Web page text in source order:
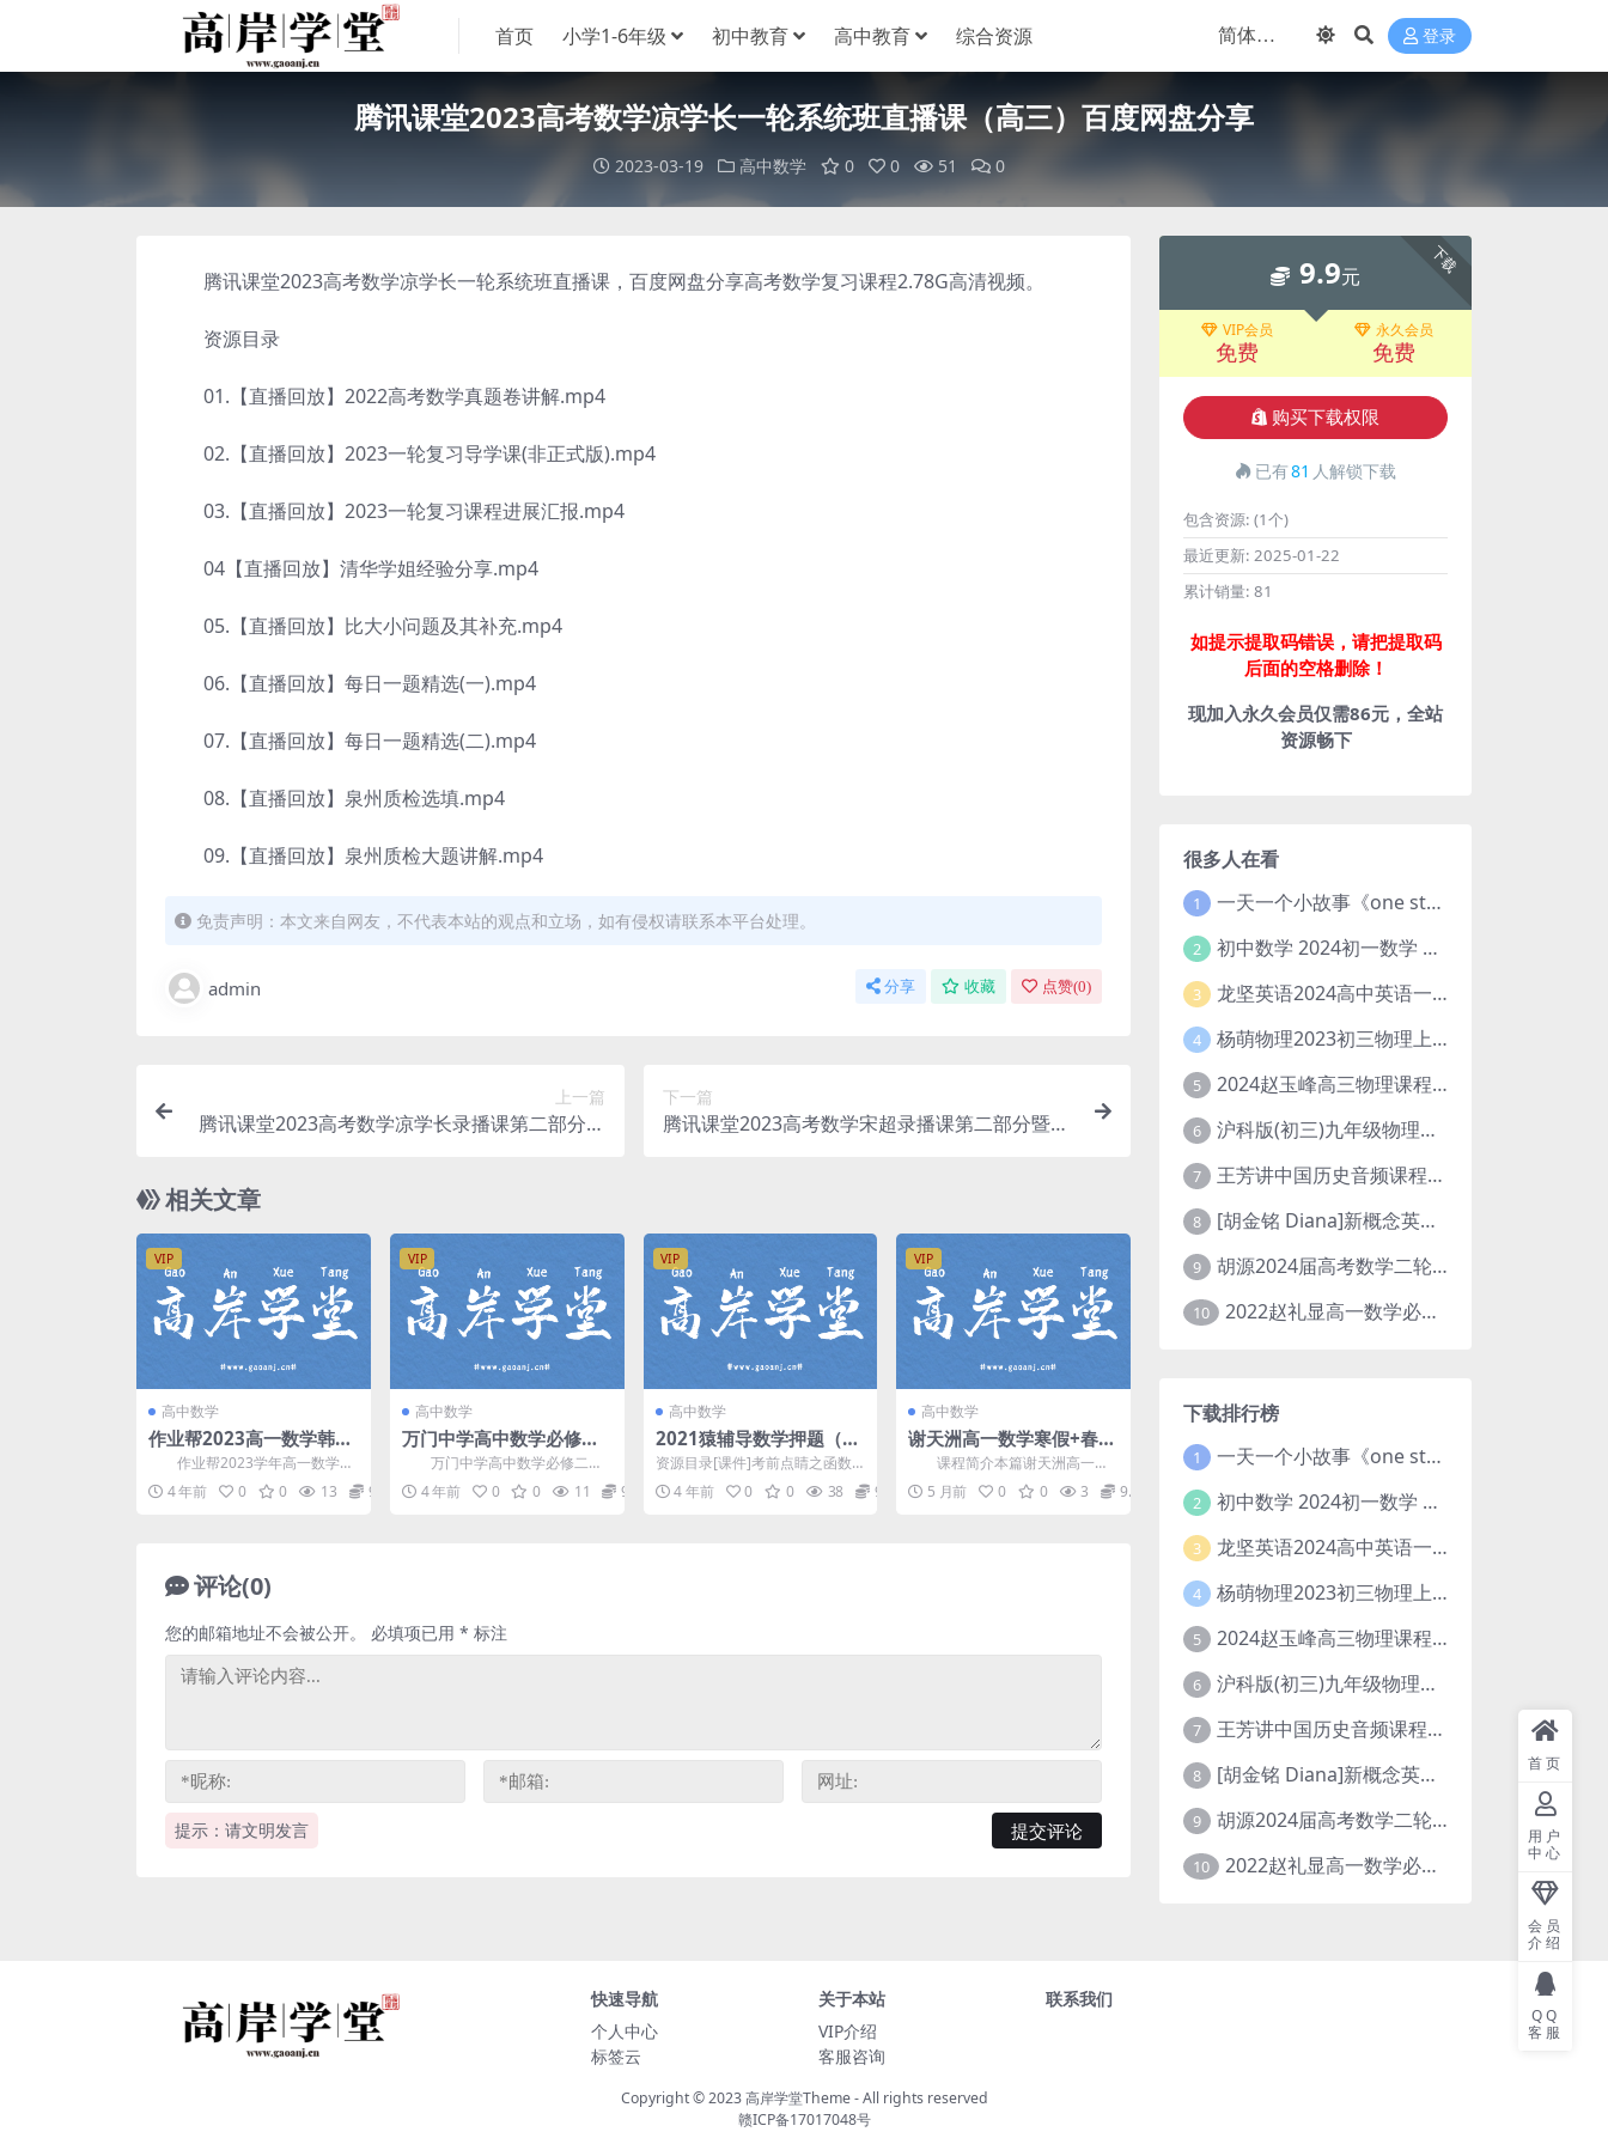
首页 小学1-6年级 初中教育 高中教育 综合资源 登录
腾讯课堂2023高考数学凉学长一轮系统班直播课（高三）百度网盘分享
2023-03-19 高中数学 0 0 51 0
腾讯课堂2023高考数学凉学长一轮系统班直播课，百度网盘分享高考数学复习课程2.78G高清视频。
资源目录
01.【直播回放】2022高考数学真题卷讲解.mp4
02.【直播回放】2023一轮复习导学课(非正式版).mp4
03.【直播回放】2023一轮复习课程进展汇报.mp4
04【直播回放】清华学姐经验分享.mp4
05.【直播回放】比大小问题及其补充.mp4
06.【直播回放】每日一题精选(一).mp4
07.【直播回放】每日一题精选(二).mp4
08.【直播回放】泉州质检选填.mp4
09.【直播回放】泉州质检大题讲解.mp4
免责声明：本文来自网友，不代表本站的观点和立场，如有侵权请联系本平台处理。
admin 分享 收藏 点赞(0)
上一篇
腾讯课堂2023高考数学凉学长录播课第二部分暨
下一篇
腾讯课堂2023高考数学宋超录播课第二部分暨补
相关文章
VIP
高中数学
作业帮2023高一数学韩佳
伟暑假A+班 网盘分享
作业帮2023学年高一数学韩
佳伟暑假A+班，网盘分享高中数
学课程2.09G高...
4 年前 0 0 13 9.9
VIP
高中数学
万门中学高中数学必修二
百度网盘分享
万门中学高中数学必修二，
百度网盘高中数学课程4.41G高
清视频。 资源目录...
4 年前 0 0 11 9.9
VIP
高中数学
2021猿辅导数学押题（高
清视频）百度网盘分享下
载
资源目录[课件]考前点睛之函数.p
df徐考前点睛之函数.mp4考前点
睛之函数(手...
4 年前 0 0 38 9.9
VIP
高中数学
谢天洲高一数学寒假+春季
视频直播课(尖端课改A版)
含资料 百度网盘分享
课程简介本篇谢天洲高一数
学寒假+春季视频直播课，由作业
帮 谢天洲(人称：洲叔...
5 月前 0 0 3 9.9
评论(0)
提示：请文明发言
您的邮箱地址不会被公开。 必填项已用 * 标注
下载
9.9元
VIP会员
免费
永久会员
免费
购买下载权限
已有81 人解锁下载
包含资源: (1个)
最近更新: 2025-01-22
累计销量: 81
如提示提取码错误，请把提取码
后面的空格删除！
现加入永久会员仅需86元，全站
资源畅下
很多人在看
1 一天一个小故事《one story a day》初中版 百度网盘分享下载
2 初中数学 2024初一数学 朱韬数学 S班春季下 A+班春季下 百度云网盘
3 龙坚英语2024高中英语一轮系统班(全国卷+北京卷)
4 杨萌物理2023初三物理上秋季A+班(视频+讲义) 百度网盘分享
5 2024赵玉峰高三物理课程24年高考物理一轮复习网课教程
6 沪科版(初三)九年级物理全一册网课教学视频全集(录播版 杜春雨 66讲)
7 王芳讲中国历史音频课程全集(上下五千年)
8 [胡金铭 Diana]新概念英语第1册教学视频课程(全集 百度网盘下载)
9 胡源2024届高考数学二轮寒假春季精讲 百度网盘分享
10 2022赵礼显高一数学必修一课程视频资源(秋季班 含讲义)百度网盘云
下载排行榜
1 一天一个小故事《one story a day》初中版 百度网盘分享下载
2 初中数学 2024初一数学 朱韬数学 S班春季下 A+班春季下 百度云网盘
3 龙坚英语2024高中英语一轮系统班(全国卷+北京卷)
4 杨萌物理2023初三物理上秋季A+班(视频+讲义) 百度网盘分享
5 2024赵玉峰高三物理课程24年高考物理一轮复习网课教程
6 沪科版(初三)九年级物理全一册网课教学视频全集(录播版 杜春雨 66讲)
7 王芳讲中国历史音频课程全集(上下五千年)
8 [胡金铭 Diana]新概念英语第1册教学视频课程(全集 百度网盘下载)
9 胡源2024届高考数学二轮寒假春季精讲 百度网盘分享
10 2022赵礼显高一数学必修一课程视频资源(秋季班 含讲义)百度网盘云
快速导航
个人中心
标签云
关于本站
VIP介绍
客服咨询
联系我们
Copyright © 2023高岸学堂Theme- All rights reserved
赣ICP备17017048号
首页
用户
中心
会员
介绍
QQ
客服